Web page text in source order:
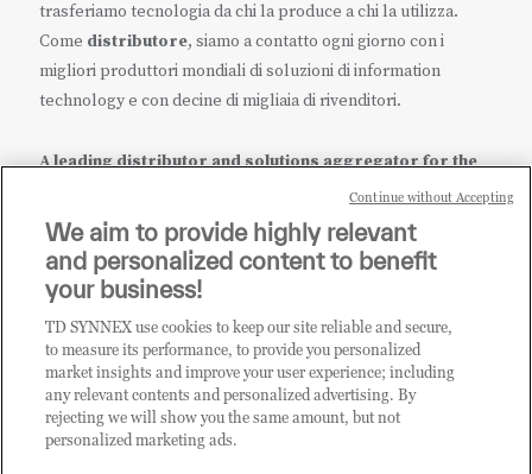
trasferiamo tecnologia da chi la produce a chi la utilizza.
Come distributore, siamo a contatto ogni giorno con i
migliori produttori mondiali di soluzioni di information
technology e con decine di migliaia di rivenditori.
A leading distributor and solutions aggregator for the
it.tdsynnex.com|eu.tdsynnex.com|tdsynnex.com
CATEGORIE
Categorie
We aim to provide highly relevant
and personalized content to benefit
your business!
TD SYNNEX use cookies to keep our site reliable and secure,
to measure its performance, to provide you personalized
market insights and improve your user experience; including
any relevant contents and personalized advertising. By
rejecting we will show you the same amount, but not
personalized marketing ads.
Continue without Accepting